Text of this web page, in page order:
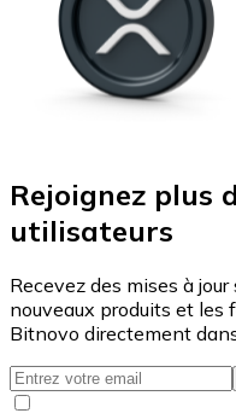
Rejoignez plus
utilisateurs
Recevez des mises à
nouveaux produits et
Bitnovo directement